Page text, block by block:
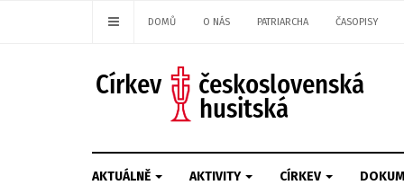
DOMŮ O NÁS PATRIARCHA ČASOPISY
AKTUÁLNĚ AKTIVITY CÍRKEV